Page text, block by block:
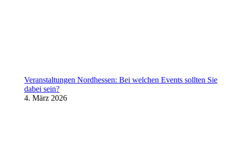
Veranstaltungen Nordhessen: Bei welchen Events sollten Sie
dabei sein?
4. März 2026